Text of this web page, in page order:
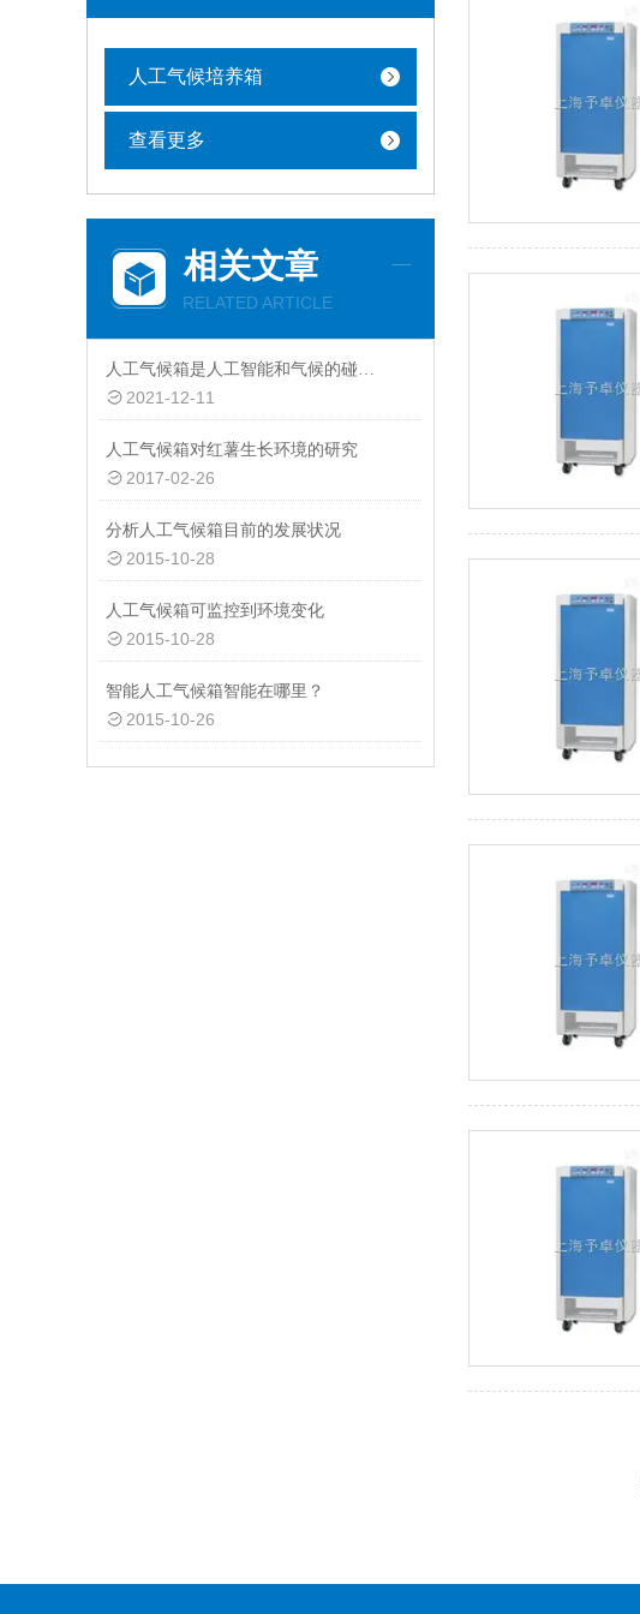
人工气候培养箱
查看更多
相关文章
RELATED ARTICLE
人工气候箱是人工智能和气候的碰撞产物说明
2021-12-11
人工气候箱对红薯生长环境的研究
2017-02-26
分析人工气候箱目前的发展状况
2015-10-28
人工气候箱可监控到环境变化
2015-10-28
智能人工气候箱智能在哪里？
2015-10-26